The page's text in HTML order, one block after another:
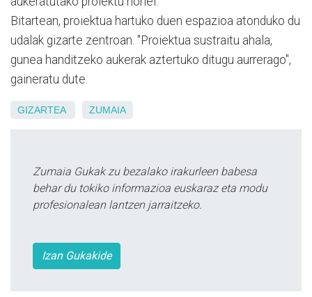
Bitartean, proiektua hartuko duen espazioa atonduko du
udalak gizarte zentroan. "Proiektua sustraitu ahala,
gunea handitzeko aukerak aztertuko ditugu aurrerago",
gaineratu dute.
GIZARTEA ZUMAIA
Zumaia Gukak zu bezalako irakurleen babesa
behar du tokiko informazioa euskaraz eta modu
profesionalean lantzen jarraitzeko.
Izan Gukakide